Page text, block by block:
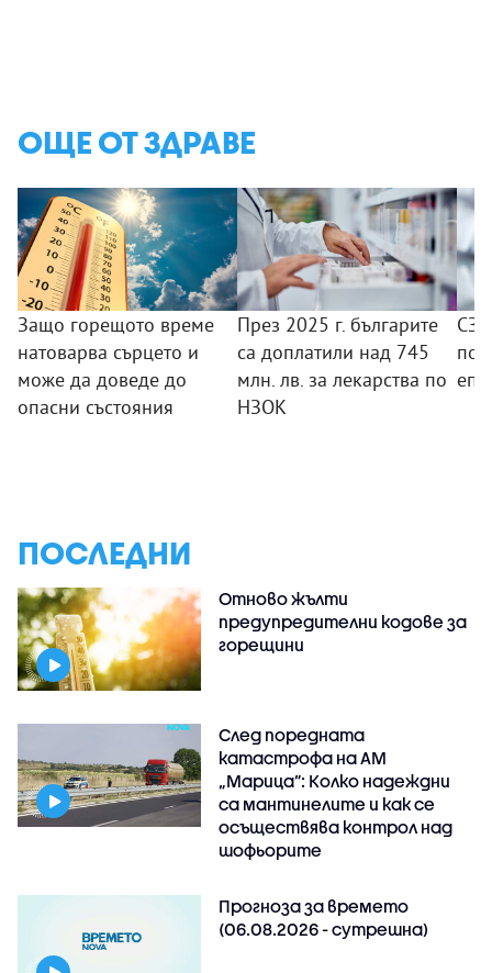
ОЩЕ ОТ ЗДРАВЕ
Защо горещото време
натоварва сърцето и
може да доведе до
опасни състояния
През 2025 г. българите
са доплатили над 745
млн. лв. за лекарства по
НЗОК
ПОСЛЕДНИ
Отново жълти
предупредителни кодове за
горещини
След поредната
катастрофа на АМ
„Марица”: Колко надеждни
са мантинелите и как се
осъществява контрол над
шофьорите
Прогноза за времето
(06.08.2026 - сутрешна)